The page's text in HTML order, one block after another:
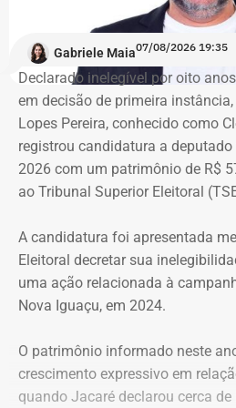
ocupantes chegou ao atual
“Nós já sofremos quatro
ocupação é justamente dar ao
que atenda as necessidades
que eu entrei no MLB nunca
mesmo é um teto, um lar para
valer um direito constitucional
A Central de Movimentos
(CMPRJ) emitiu nota de apoio e
que as famílias lutam há anos
organização e resistência.
“Sabemos que a moradia é a
movimento ocupa um imóvel
subutilizado, mais do que dar um
Gabriele Maia07/08/2026 19:35
Declarado inelegível por oito
em decisão de primeira
Lopes Pereira, conhecido como
registrou candidatura a
2026 com um patrimônio de R$
ao Tribunal Superior Eleitoral
A candidatura foi apresentada
Eleitoral decretar sua
uma ação relacionada à
Nova Iguaçu, em 2024.
O patrimônio informado neste
crescimento expressivo em
quando Jacaré declarou cerca